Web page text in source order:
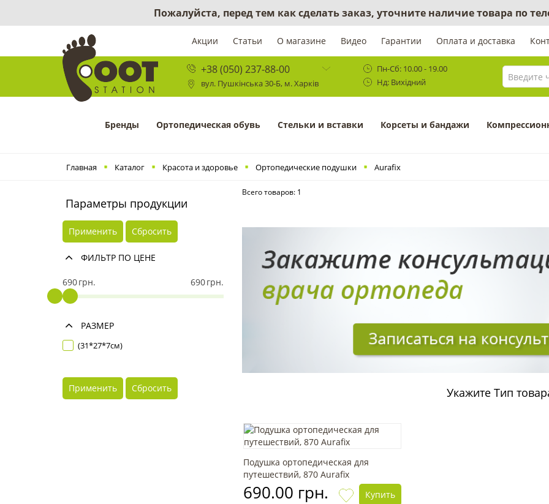
Пожалуйста, перед тем как сделать заказ, уточните наличие товара по
Акции Статьи О магазине Видео Гарантии Оплата и доставка
+38 (050) 237-88-00
вул. Пушкінська 30-Б, м. Харків
Пн-Сб: 10.00 - 19.00
Нд: Вихідний
Бренды Ортопедическая обувь Cтельки и вставки Корсеты и бандажи
Главная Каталог Красота и здоровье Ортопедические подушки Aurafix
Параметры продукции
Применить Сбросить
ФИЛЬТР ПО ЦЕНЕ
690грн. грн.
690
РАЗМЕР
(31*27*7см)
Применить Сбросить
Всего товаров: 1
Укажите Тип
Подушка ортопедическая для
путешествий, 870 Aurafix
690.00 грн. Купить